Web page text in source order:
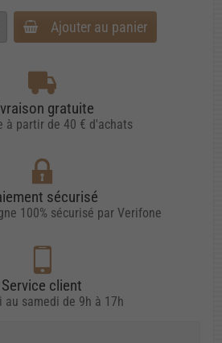
Ajouter au panier
gratuite
à partir de 40 € d'achats
sécurisé
100% sécurisé par Verifone
Service client
au samedi de 9h à 17h